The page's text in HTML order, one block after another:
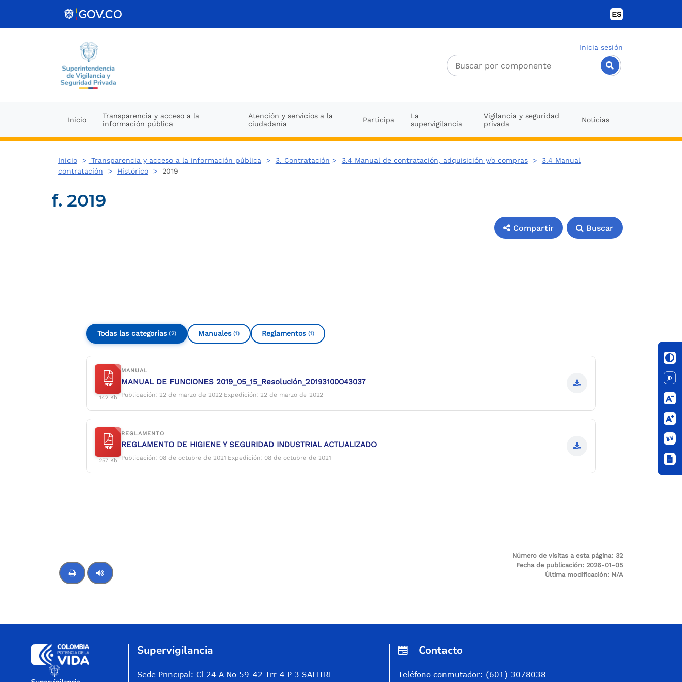
ES
Inicia sesión
Inicio
Transparencia y acceso a la
información pública
Atención y servicios a la
ciudadanía
Participa
La
supervigilancia
Vigilancia y seguridad
privada
Noticias
Inicio> Transparencia y acceso a la información pública > 3. Contratación > 3.4 Manual de contratación, adquisición y/o compras> 3.4 Manual
contratación > Histórico> 2019
f. 2019
Compartir Buscar
Todas las categorías (2) Manuales (1) Reglamentos (1)
PDF
142 Kb
MANUAL
MANUAL DE FUNCIONES 2019_05_15_Resolución_20193100043037
Publicación: 22 de marzo de 2022|Expedición: 22 de marzo de 2022
PDF
257 Kb
REGLAMENTO
REGLAMENTO DE HIGIENE Y SEGURIDAD INDUSTRIAL ACTUALIZADO
Publicación: 08 de octubre de 2021|Expedición: 08 de octubre de 2021
Número de visitas a esta página: 32
Fecha de publicación: 2026-01-05
Última modificación: N/A
Supervigilancia
Sede Principal: Cl 24 A No 59-42 Trr-4 P 3 SALITRE
Contacto
Teléfono conmutador: (601) 3078038